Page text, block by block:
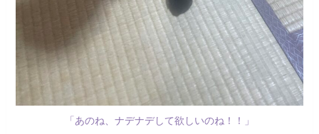
「あのね、ナデナデして欲しいのね！！」